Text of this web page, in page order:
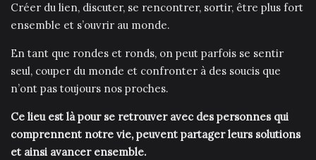
Créer du lien, discuter, se rencontrer, sortir, être plus fort
ensemble et s’ouvrir au monde.
En tant que rondes et ronds, on peut parfois se sentir
seul, couper du monde et confronter à des soucis que
n’ont pas toujours nos proches.
Ce lieu est là pour se retrouver avec des personnes qui
comprennent notre vie, peuvent partager leurs solutions
et ainsi avancer ensemble.